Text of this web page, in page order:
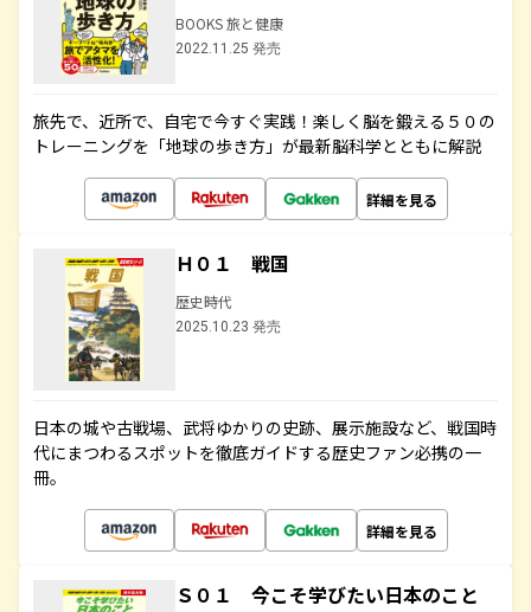
BOOKS 旅と健康
2022.11.25 発売
旅先で、近所で、自宅で今すぐ実践！楽しく脳を鍛える５０の
トレーニングを「地球の歩き方」が最新脳科学とともに解説
詳細を見る
Ｈ０１ 戦国
歴史時代
2025.10.23 発売
日本の城や古戦場、武将ゆかりの史跡、展示施設など、戦国時
代にまつわるスポットを徹底ガイドする歴史ファン必携の一
冊。
詳細を見る
Ｓ０１ 今こそ学びたい日本のこと